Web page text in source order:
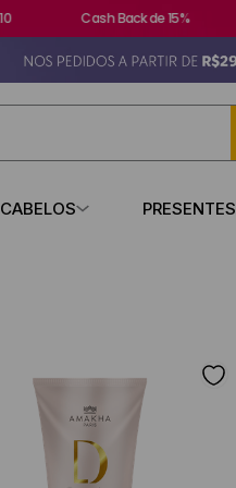
Cash Back de 15%
CABELOS PRESENTES
Faixas de preço